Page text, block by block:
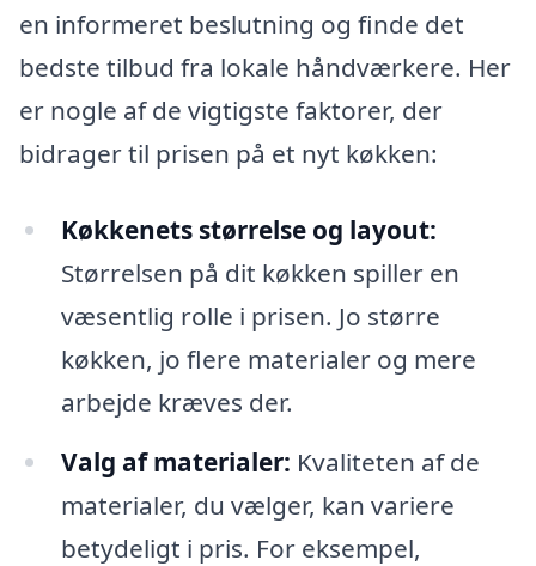
en informeret beslutning og finde det
bedste tilbud fra lokale håndværkere. Her
er nogle af de vigtigste faktorer, der
bidrager til prisen på et nyt køkken:
Køkkenets størrelse og layout:
Størrelsen på dit køkken spiller en
væsentlig rolle i prisen. Jo større
køkken, jo flere materialer og mere
arbejde kræves der.
Valg af materialer: Kvaliteten af de
materialer, du vælger, kan variere
betydeligt i pris. For eksempel,